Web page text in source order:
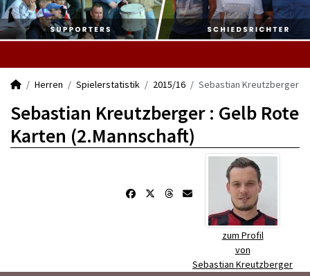
Herren Spielerstatistik 2015/16 Sebastian Kreutzberger
Sebastian Kreutzberger : Gelb Rote
Karten (2.Mannschaft)
zum Profil
von
Sebastian Kreutzberger